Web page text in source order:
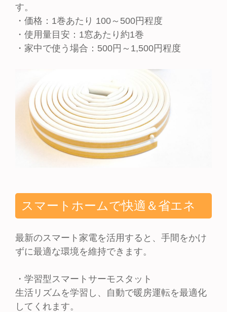
す。
・価格：1巻あたり 100～500円程度
・使用量目安：1窓あたり約1巻
・家中で使う場合：500円～1,500円程度
スマートホームで快適＆省エネ
最新のスマート家電を活用すると、手間をかけ
ずに最適な環境を維持できます。
・学習型スマートサーモスタット
生活リズムを学習し、自動で暖房運転を最適化
してくれます。